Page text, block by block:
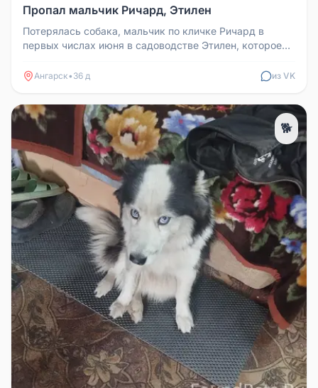
Пропал мальчик Ричард, Этилен
Потерялась собака, мальчик по кличке Ричард в
первых числах июня в садоводстве Этилен, которое
Ангарск• 36 д из VK
🐕